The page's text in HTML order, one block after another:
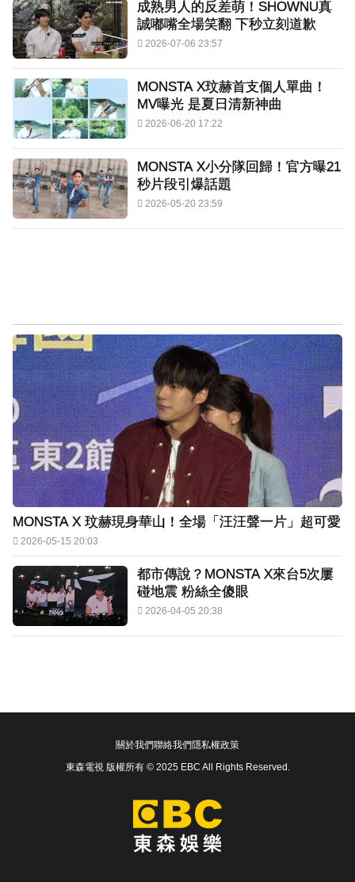
成熟男人的反差萌！SHOWNU真
誠嘟嘴全場笑翻 下秒立刻道歉
2026-07-06 23:57
MONSTA X玟赫首支個人單曲！
MV曝光 是夏日清新神曲
2026-06-20 17:22
MONSTA X小分隊回歸！官方曝21
秒片段引爆話題
2026-05-20 23:59
MONSTA X 玟赫現身華山！全場「汪汪聲一片」超可愛
2026-05-15 20:03
都市傳說？MONSTA X來台5次屢
碰地震 粉絲全傻眼
2026-04-05 20:38
關於我們聯絡我們隱私權政策
東森電視 版權所有 © 2025 EBC All Rights Reserved.